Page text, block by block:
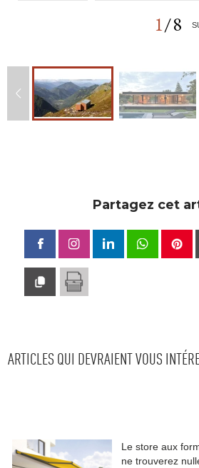
1/8
Partagez cet
ARTICLES QUI DEVRAIENT VOUS
Le store aux
ne trouverez